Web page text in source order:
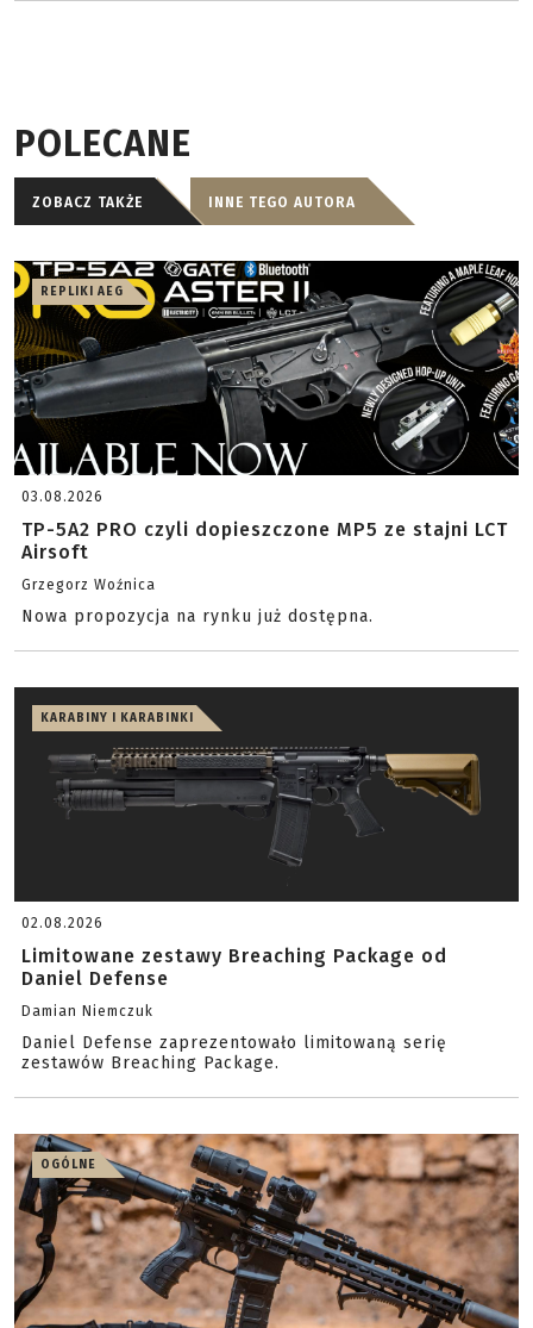
POLECANE
ZOBACZ TAKŻE INNE TEGO AUTORA
REPLIKI AEG
03.08.2026
TP-5A2 PRO czyli dopieszczone MP5 ze stajni LCT
Airsoft
Grzegorz Woźnica
Nowa propozycja na rynku już dostępna.
KARABINY I KARABINKI
02.08.2026
Limitowane zestawy Breaching Package od
Daniel Defense
Damian Niemczuk
Daniel Defense zaprezentowało limitowaną serię
zestawów Breaching Package.
OGÓLNE